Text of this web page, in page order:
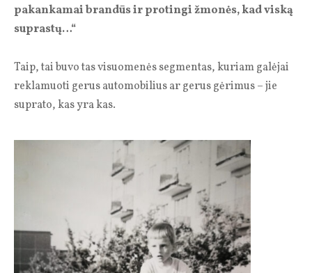
pakankamai brandūs ir protingi žmonės, kad viską
suprastų…“
Taip, tai buvo tas visuomenės segmentas, kuriam galėjai
reklamuoti gerus automobilius ar gerus gėrimus – jie
suprato, kas yra kas.